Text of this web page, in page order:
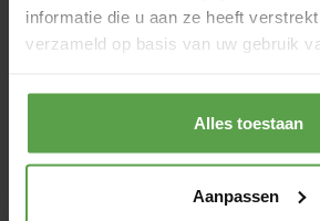
informatie die u aan ze heeft
verzameld op basis van uw gebruik
Alles toestaan
Aanpassen
Gratis verzending vanaf €49,-
10% korting op omdoos!*
dag
Stel een vraag
Heb je een vraag over dit product of wil